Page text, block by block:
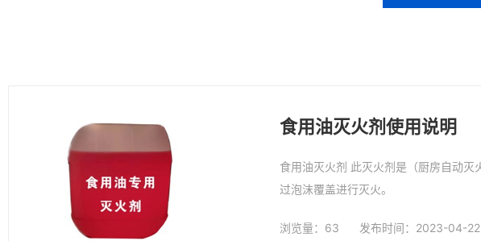
食用油灭火剂使用说明
食用油灭火剂 此灭火剂是（厨房自动灭火装置）灭火剂，是一种低PH值（8-9）有机盐混合液体，用于快速扑灭食用油油锅和烟罩火灾，通
过泡沫覆盖进行灭火。
浏览量：63 发布时间：2023-04-22